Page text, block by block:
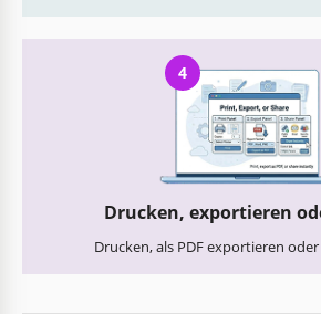
4
Drucken, exportieren
Drucken, als PDF exportieren